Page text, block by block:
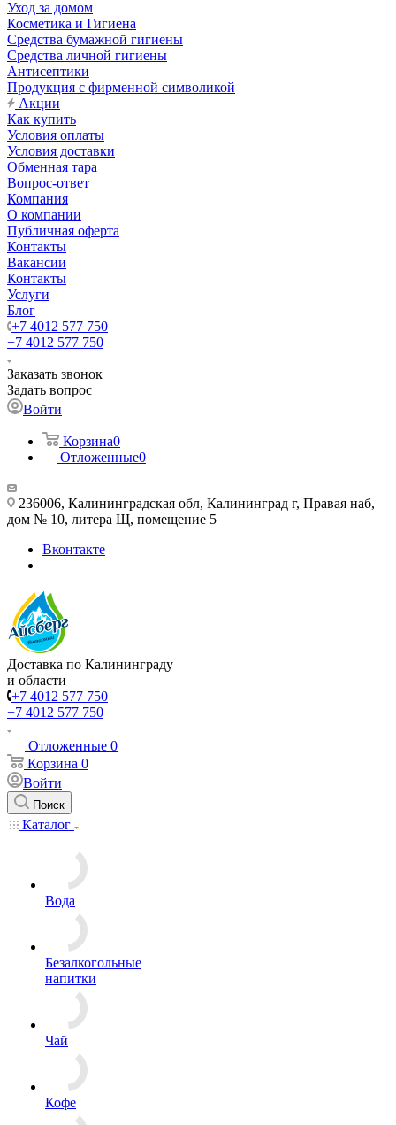
Уход за домом
Косметика и Гигиена
Средства бумажной гигиены
Средства личной гигиены
Антисептики
Продукция с фирменной символикой
Акции
Как купить
Условия оплаты
Условия доставки
Обменная тара
Вопрос-ответ
Компания
О компании
Публичная оферта
Контакты
Вакансии
Контакты
Услуги
Блог
+7 4012 577 750
+7 4012 577 750
Заказать звонок
Задать вопрос
Войти
Корзина0
Отложенные0
236006, Калининградская обл, Калининград г, Правая наб,
дом № 10, литера Щ, помещение 5
Вконтакте
Доставка по Калининграду
и области
+7 4012 577 750
+7 4012 577 750
Отложенные 0
Корзина 0
Войти
Поиск
Каталог
Вода
Безалкогольные
напитки
Чай
Кофе